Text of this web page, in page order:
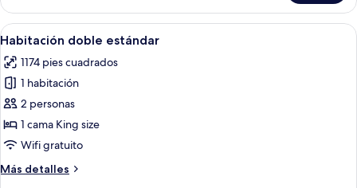
Deluxe
(Sibraama)
Abrir
todas
las
fotos
de
Habitación
doble
Una sala de estar acogedora con un
8
Habitación doble estándar
1174 pies cuadrados
1 habitación
2 personas
1 cama King size
Wifi gratuito
Más detalles
Más